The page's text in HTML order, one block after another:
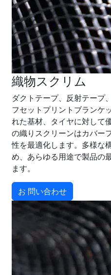
織物スクリム
ダクトテープ、反射テープ
フセットプリントブランケ
れた基材、タイヤに対して
の織りスクリーンはカバー
性を最適化します。多様な
め、あらゆる用途で製品の
ます。
お 問い合わせ